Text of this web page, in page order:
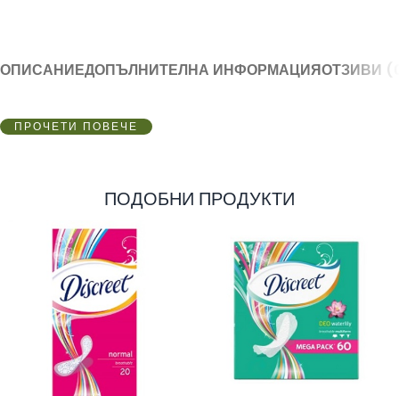
ОПИСАНИЕДОПЪЛНИТЕЛНА ИНФОРМАЦИЯОТЗИВИ
ПРОЧЕТИ ПОВЕЧЕ
ПОДОБНИ ПРОДУКТИ